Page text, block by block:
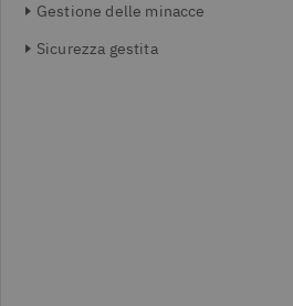
Gestione delle minacce
Sicurezza gestita